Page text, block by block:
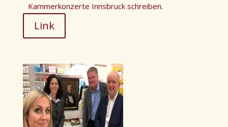
Kammerkonzerte Innsbruck schreiben.
Link